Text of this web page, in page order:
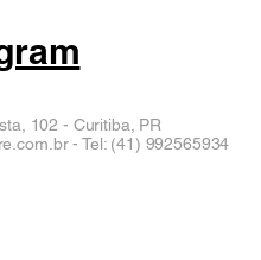
102 - Curitiba, PR
- Tel: (41) 992565934